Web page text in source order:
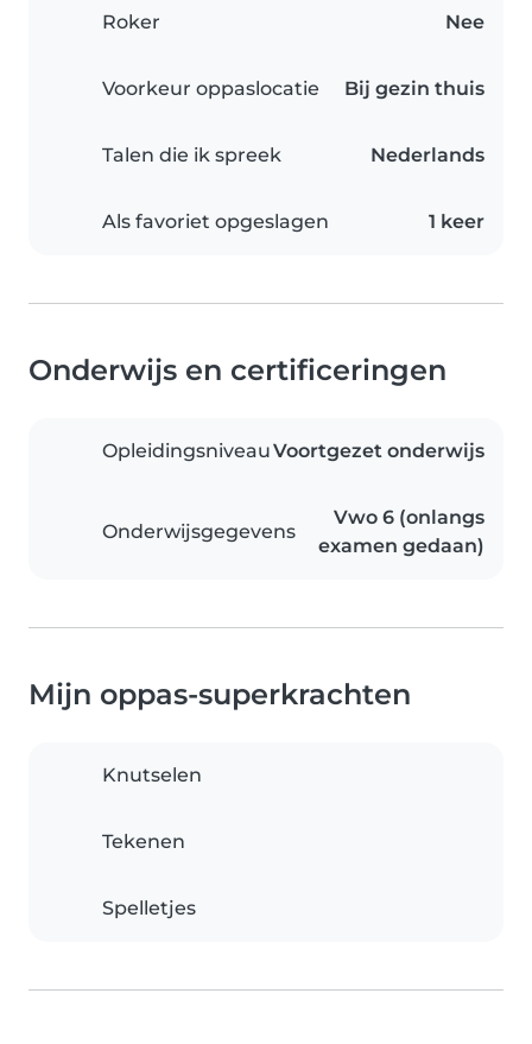
Roker Nee
Voorkeur oppaslocatie Bij gezin thuis
Talen die ik spreek Nederlands
Als favoriet opgeslagen 1 keer
Onderwijs en certificeringen
OpleidingsniveauVoortgezet onderwijs
Onderwijsgegevens
Vwo 6 (onlangs
examen gedaan)
Mijn oppas-superkrachten
Knutselen
Tekenen
Spelletjes